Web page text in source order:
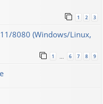
1 2 3
8080 (Windows/Linux,
1 … 6 7 8 9